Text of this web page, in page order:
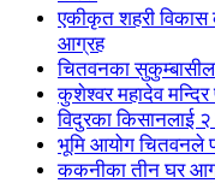
एकीकृत शहरी विकास
आग्रह
चितवनका
कुशेश्वर महादेव मन्दिर
विदुरका किसानलाई
भूमि आयोग चितवनले
ककनीका तीन घर